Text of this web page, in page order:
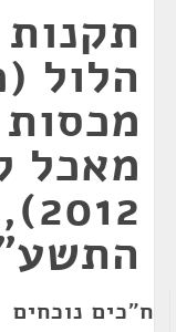
הלול
מכסות
מאכל
2012),
התשע"ב-
ח"כים נוכחים